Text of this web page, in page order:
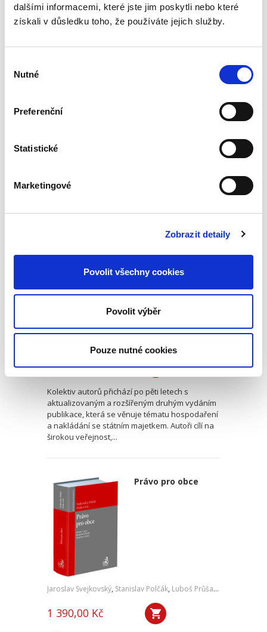
dalšími informacemi, které jste jim poskytli nebo které
získali v důsledku toho, že používáte jejich služby.
souhlasu
Nutné
Preferenční
Statistické
Marketingové
Zobrazit detaily
Povolit všechny cookies
Povolit výběr
Pouze nutné cookies
2. VYDÁNÍ
Druhé aktualizované a rozšířené vydání této
teoretické rozbory, ale tipy pro praxi a
upozornění na...
Hospodaření a
státním majetkem
690,00 Kč
Kolektiv autorů přichází po pěti letech s
aktualizovaným a rozšířeným druhým vydáním
publikace, která se věnuje tématu hospodaření
a nakládání se státním majetkem. Autoři cílí na
širokou veřejnost,...
Právo pro obce
Jaroslav Svejkovský, Stanislav Polčák, Luboš Průša,a kol.
1 390,00 Kč